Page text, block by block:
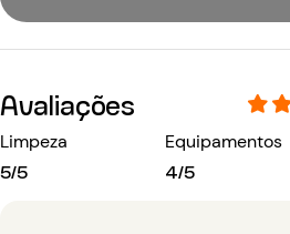
Avaliações
Limpeza
5/5
Equipamentos
4/5